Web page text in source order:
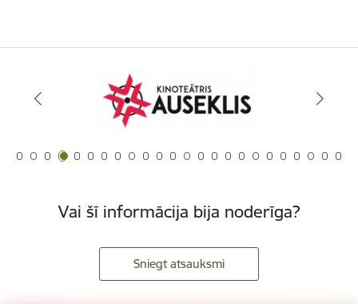
Vai šī informācija bija noderīga?
Sniegt atsauksmi